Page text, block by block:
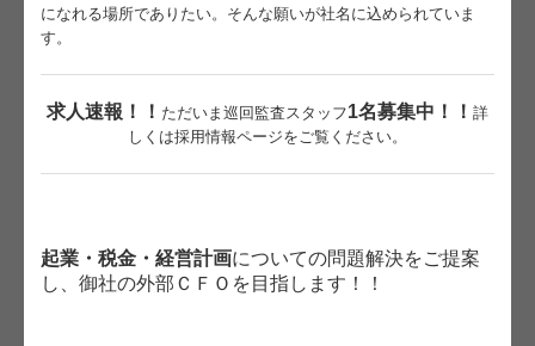
交通案内
病院・診療所の皆様へ
になれる場所でありたい。そんな願いが社名に込められていま
す。
求人速報！！ ただいま巡回監査スタッフ1名募集中！！ 詳
しくは採用情報ページをご覧ください。
起業・税金・経営計画についての問題解決をご提案
し、御社の外部ＣＦＯを目指します！！